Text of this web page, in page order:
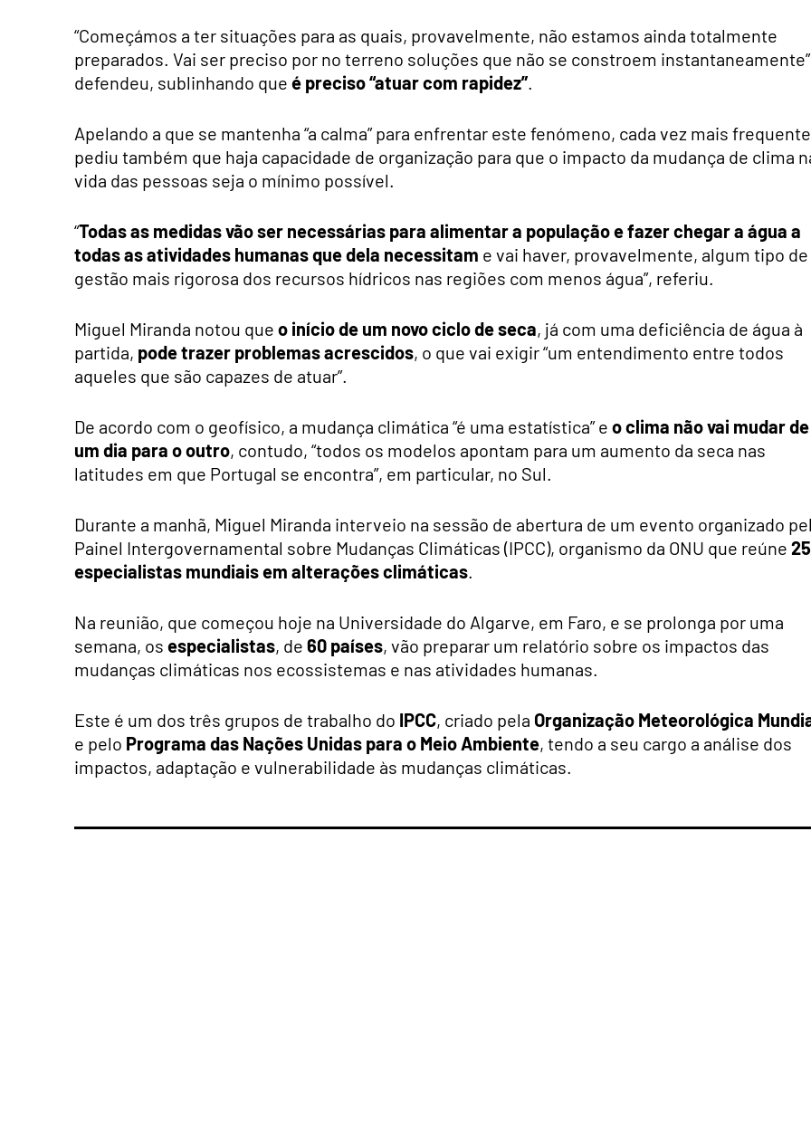
“Começámos a ter situações para as quais, provavelmente, não estamos ainda totalmente
preparados. Vai ser preciso por no terreno soluções que não se constroem
defendeu, sublinhando que é preciso “atuar com rapidez”.
Apelando a que se mantenha “a calma” para enfrentar este fenómeno, cada vez mais
pediu também que haja capacidade de organização para que o impacto da mudança de clima
vida das pessoas seja o mínimo possível.
“Todas as medidas vão ser necessárias para alimentar a população e fazer chegar a água a
todas as atividades humanas que dela necessitam e vai haver, provavelmente, algum tipo de
gestão mais rigorosa dos recursos hídricos nas regiões com menos água”, referiu.
Miguel Miranda notou que o início de um novo ciclo de seca, já com uma deficiência de água à
partida, pode trazer problemas acrescidos, o que vai exigir “um entendimento entre todos
aqueles que são capazes de atuar”.
De acordo com o geofísico, a mudança climática “é uma estatística” e o clima não vai mudar de
um dia para o outro, contudo, “todos os modelos apontam para um aumento da seca nas
latitudes em que Portugal se encontra”, em particular, no Sul.
Durante a manhã, Miguel Miranda interveio na sessão de abertura de um evento organizado
Painel Intergovernamental sobre Mudanças Climáticas (IPCC), organismo da ONU que reúne
especialistas mundiais em alterações climáticas.
Na reunião, que começou hoje na Universidade do Algarve, em Faro, e se prolonga por uma
semana, os especialistas, de 60 países, vão preparar um relatório sobre os impactos das
mudanças climáticas nos ecossistemas e nas atividades humanas.
Este é um dos três grupos de trabalho do IPCC, criado pela Organização Meteorológica
e pelo Programa das Nações Unidas para o Meio Ambiente, tendo a seu cargo a análise dos
impactos, adaptação e vulnerabilidade às mudanças climáticas.